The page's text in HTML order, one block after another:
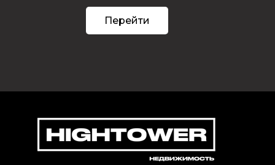
Перейти